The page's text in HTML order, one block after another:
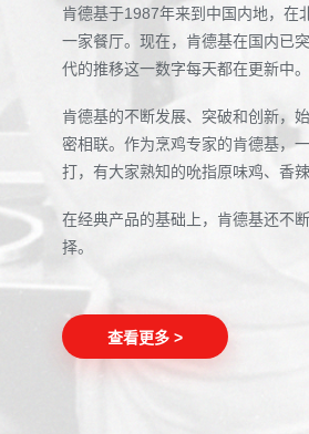
肯德基于1987年来到中国内地，在
一家餐厅。现在，肯德基在国内已
代的推移这一数字每天都在更新中。
肯德基的不断发展、突破和创新，
密相联。作为烹鸡专家的肯德基，
打，有大家熟知的吮指原味鸡、香
在经典产品的基础上，肯德基还不
择。
查看更多 >